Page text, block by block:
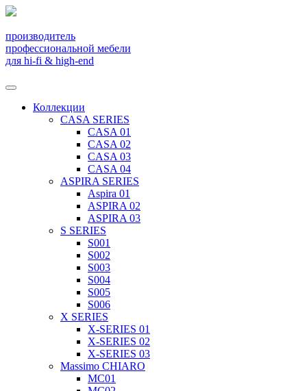
производитель
профессиональной мебели
для hi-fi & high-end
Коллекции
CASA SERIES
CASA 01
CASA 02
CASA 03
CASA 04
ASPIRA SERIES
Aspira 01
ASPIRA 02
ASPIRA 03
S SERIES
S001
S002
S003
S004
S005
S006
X SERIES
X-SERIES 01
X-SERIES 02
X-SERIES 03
Massimo CHIARO
MC01